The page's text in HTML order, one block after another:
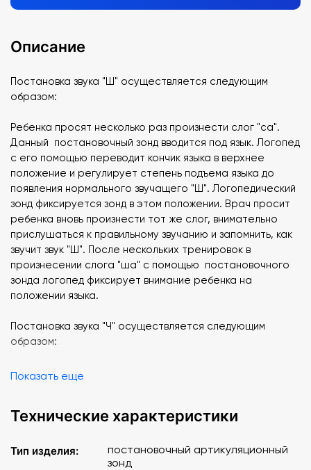
Описание
Постановка звука "Ш" осуществляется следующим
образом:
Ребенка просят несколько раз произнести слог "са".
Данный постановочный зонд вводится под язык. Логопед
с его помощью переводит кончик языка в верхнее
положение и регулирует степень подъема языка до
появления нормального звучащего "Ш". Логопедический
зонд фиксируется зонд в этом положении. Врач просит
ребенка вновь произнести тот же слог, внимательно
прислушаться к правильному звучанию и запомнить, как
звучит звук "Ш". После нескольких тренировок в
произнесении слога "ша" с помощью постановочного
зонда логопед фиксирует внимание ребенка на
положении языка.
Постановка звука "Ч" осуществляется следующим
образом:
Ребенок просят произнести несколько раз слоги "ти" и
кончик языка.
Постановка звука "Ж" осуществляется следующим
Показать еще
Технические характеристики
Тип изделия:
постановочный артикуляционный
зонд